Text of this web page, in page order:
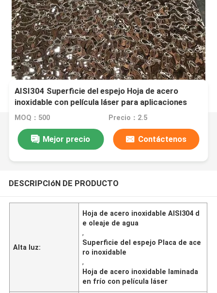
AISI304 Superficie del espejo Hoja de acero
inoxidable con película láser para aplicaciones
decorativas
MOQ：500 Precio：2.5
Mejor precio Contáctenos
DESCRIPCIóN DE PRODUCTO
Alta luz:
Hoja de acero inoxidable AISI304 d
e oleaje de agua
,
Superficie del espejo Placa de ace
ro inoxidable
,
Hoja de acero inoxidable laminada
en frío con película láser